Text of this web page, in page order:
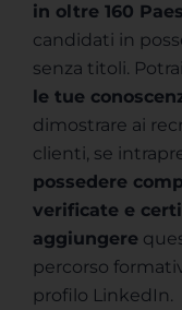
in oltre 160
candidati in
senza titoli. Potrai
le tue
dimostrare ai
clienti, se
possedere
verificate e
aggiungere
percorso
profilo LinkedIn.